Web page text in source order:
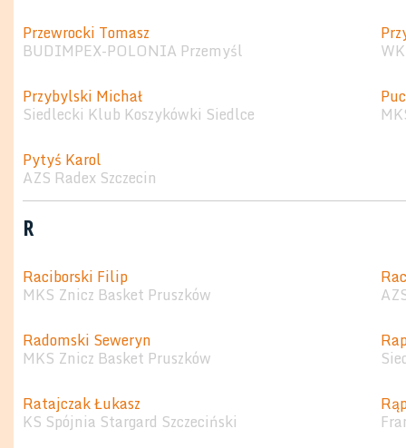
Przewrocki Tomasz
BUDIMPEX-POLONIA Przemyśl
Przybylski Michał
Siedlecki Klub Koszykówki Siedlce
Pytyś Karol
AZS Radex Szczecin
R
Raciborski Filip
MKS Znicz Basket Pruszków
Radomski Seweryn
MKS Znicz Basket Pruszków
Ratajczak Łukasz
KS Spójnia Stargard Szczeciński